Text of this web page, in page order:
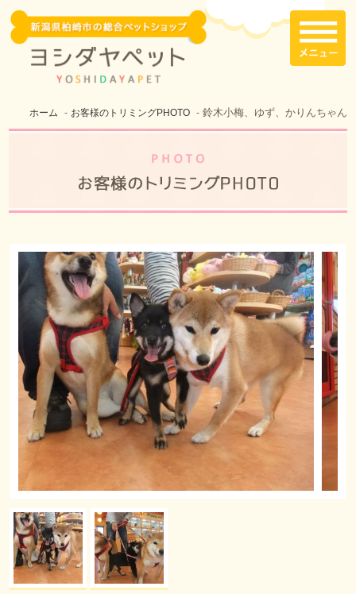
ホーム お客様のトリミングPHOTO 鈴木小梅、ゆず、かりんちゃん